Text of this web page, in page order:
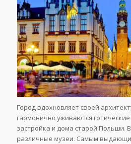
Город вдохновляет своей
гармонично уживаются
застройка и дома старой Польши.
различные музеи. Самым